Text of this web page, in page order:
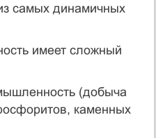
самых динамичных
имеет сложный
(добыча
каменных